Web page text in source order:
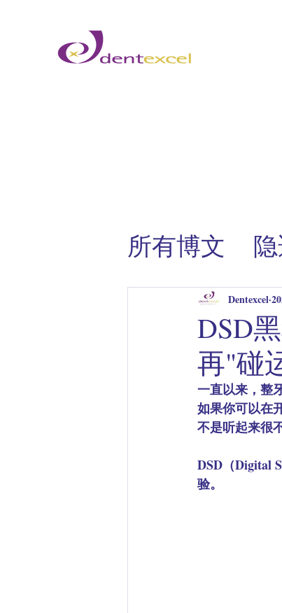
所有博文 
隐适美案
DSD
再"碰
Dentexcel
一直以来，整
如果你可以在
不是听起来很
DSD（Digital
验。